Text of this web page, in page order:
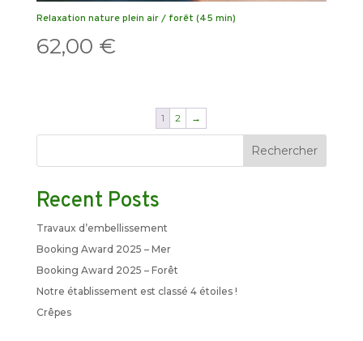
Relaxation nature plein air / forêt (45 min)
62,00 €
1 2 →
Rechercher
Recent Posts
Travaux d’embellissement
Booking Award 2025 – Mer
Booking Award 2025 – Forêt
Notre établissement est classé 4 étoiles !
Crêpes